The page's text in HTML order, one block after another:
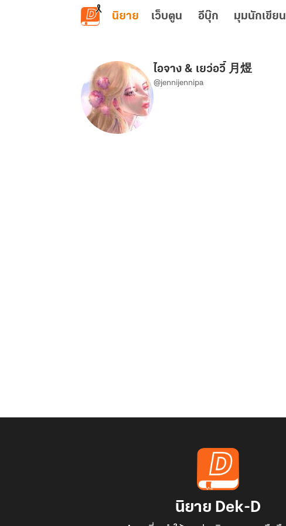
ข้ามไปยังเนื้อหาหลัก
นิยาย เว็บตูน อีบุ๊ก มุมนักเขียน
ไอจาง & เยว่อวี้ 月煜
@jennijennipa
นิยาย Dek-D